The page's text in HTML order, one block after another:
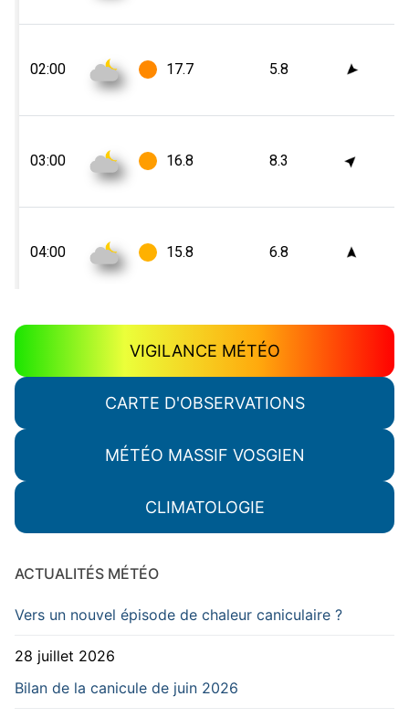
VIGILANCE MÉTÉO
CARTE D'OBSERVATIONS
MÉTÉO MASSIF VOSGIEN
CLIMATOLOGIE
ACTUALITÉS MÉTÉO
Vers un nouvel épisode de chaleur caniculaire ?
28 juillet 2026
Bilan de la canicule de juin 2026